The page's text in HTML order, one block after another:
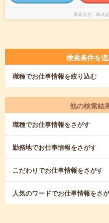
派遣会社 株式
検索条件を
職種でお仕事情報を絞り込む
他の検索結
職種でお仕事情報をさがす
勤務地でお仕事情報をさがす
こだわりでお仕事情報をさがす
人気のワードでお仕事情報をさ